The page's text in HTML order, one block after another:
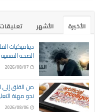
الأخيرة الأشهر تعليقات
ديناميكيات
الصحة
2026/08/07
من القلق إلى
نحو مهنة
2026/08/06